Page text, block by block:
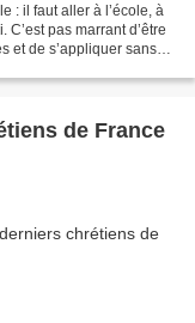
: il faut aller à l’école, à
pas marrant d’être
et de s’appliquer sans
de France